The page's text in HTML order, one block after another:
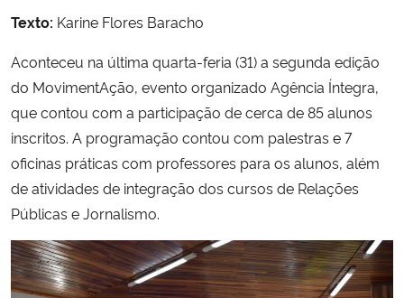
Ministério do Meio Ambiente
Ministério do Turismo
Controladoria-Geral da União
Ministério da Mulher, da Família e dos Direitos Humanos
Secretaria-Geral
Texto: Karine Flores Baracho
Aconteceu na última quarta-feria (31) a segunda edição
do MovimentAção, evento organizado Agência Íntegra,
que contou com a participação de cerca de 85 alunos
inscritos. A programação contou com palestras e 7
oficinas práticas com professores para os alunos, além
de atividades de integração dos cursos de Relações
Públicas e Jornalismo.